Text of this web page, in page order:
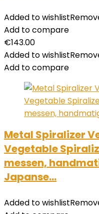
Added to wishlist
Add to compare
€143.00
Added to wishlist
Add to compare
Metal Spiralizer
Vegetable
messen,
Japanse…
Added to wishlist